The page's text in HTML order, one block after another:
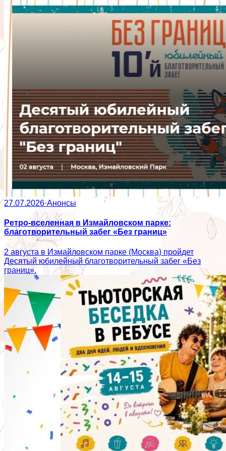
27.07.2026·Анонсы
Ретро-вселенная в Измайловском парке:
благотворительный забег «Без границ»
2 августа в Измайловском парке (Москва) пройдет
Десятый юбилейный благотворительный забег «Без
границ».